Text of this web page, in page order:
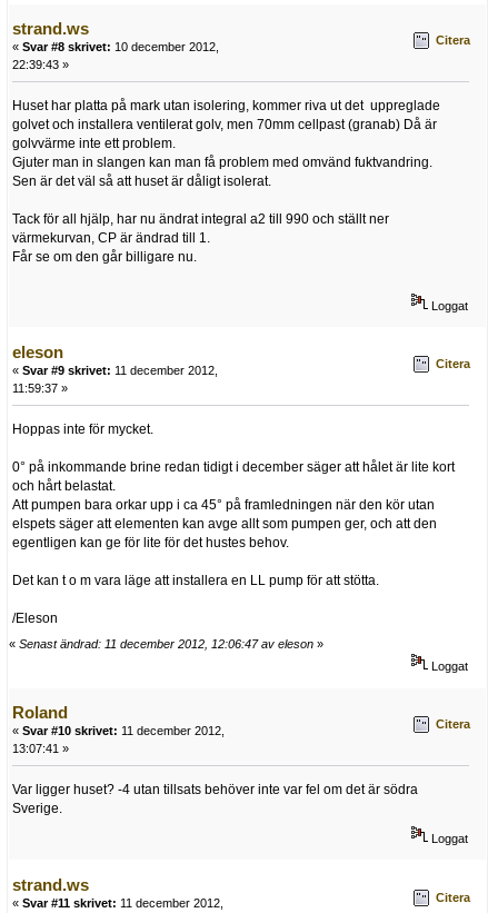
strand.ws
« Svar #8 skrivet: 10 december 2012,
22:39:43 »
Citera
Huset har platta på mark utan isolering, kommer riva ut det uppreglade
golvet och installera ventilerat golv, men 70mm cellpast (granab) Då är
golvvärme inte ett problem.
Gjuter man in slangen kan man få problem med omvänd fuktvandring.
Sen är det väl så att huset är dåligt isolerat.
Tack för all hjälp, har nu ändrat integral a2 till 990 och ställt ner
värmekurvan, CP är ändrad till 1.
Får se om den går billigare nu.
Loggat
eleson
« Svar #9 skrivet: 11 december 2012,
11:59:37 »
Citera
Hoppas inte för mycket.
0° på inkommande brine redan tidigt i december säger att hålet är lite kort
och hårt belastat.
Att pumpen bara orkar upp i ca 45° på framledningen när den kör utan
elspets säger att elementen kan avge allt som pumpen ger, och att den
egentligen kan ge för lite för det hustes behov.
Det kan t o m vara läge att installera en LL pump för att stötta.
/Eleson
« Senast ändrad: 11 december 2012, 12:06:47 av eleson »
Loggat
Roland
« Svar #10 skrivet: 11 december 2012,
13:07:41 »
Citera
Var ligger huset? -4 utan tillsats behöver inte var fel om det är södra
Sverige.
Loggat
strand.ws
« Svar #11 skrivet: 11 december 2012,
Citera